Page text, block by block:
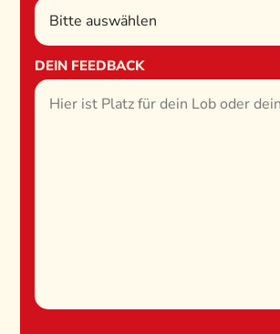
DEIN FEEDBACK